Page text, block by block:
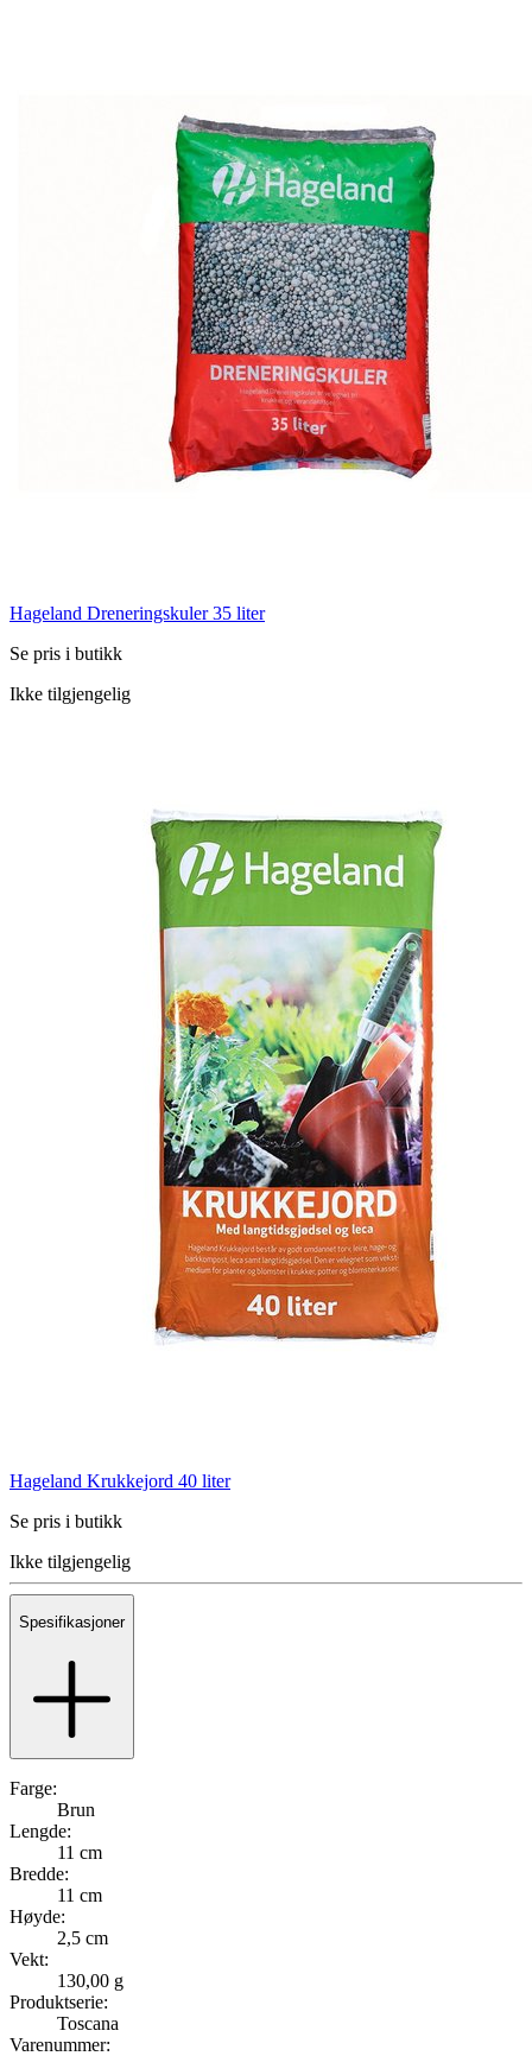
Hageland Dreneringskuler 35 liter
Se pris i butikk
Ikke tilgjengelig
Hageland Krukkejord 40 liter
Se pris i butikk
Ikke tilgjengelig
Spesifikasjoner
Farge:
Brun
Lengde:
11 cm
Bredde:
11 cm
Høyde:
2,5 cm
Vekt:
130,00 g
Produktserie:
Toscana
Varenummer: